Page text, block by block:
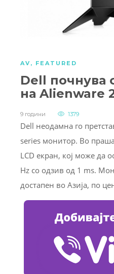
AV , FEATURED
Dell почнува
на Alienware
9 години 1379
Dell неодамна го
series монитор. Во
LCD екран, кој може да
Hz со одзив од 1 ms.
достапен во Азија, по